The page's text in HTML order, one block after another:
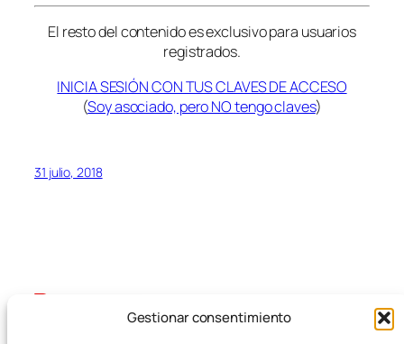
Gestionar consentimiento
El resto del contenido es exclusivo para usuarios
registrados.
INICIA SESIÓN CON TUS CLAVES DE ACCESO
(Soy asociado, pero NO tengo claves)
31 julio, 2018